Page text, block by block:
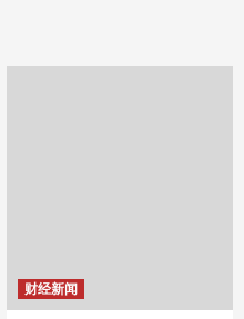
财经新闻